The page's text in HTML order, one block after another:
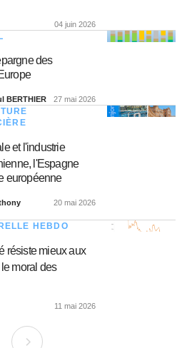
04 juin 2026
des
BERTHIER 27 mai 2026
et l'industrie
l'Espagne
européenne
20 mai 2026
HEBDO
résiste mieux aux
moral des
11 mai 2026